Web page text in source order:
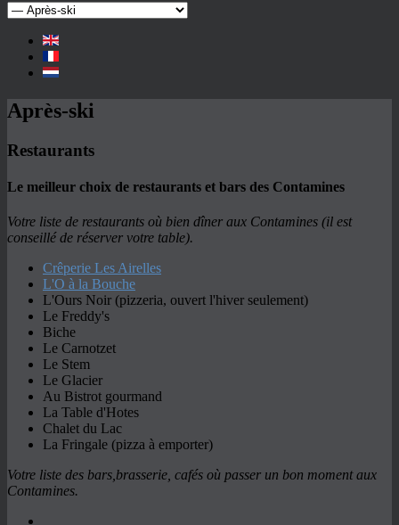
Après-ski
Restaurants
Le meilleur choix de restaurants et bars des Contamines
Votre liste de restaurants où bien dîner aux Contamines (il est
conseillé de réserver votre table).
Crêperie Les Airelles
L'O à la Bouche
L'Ours Noir (pizzeria, ouvert l'hiver seulement)
Le Freddy's
Biche
Le Carnotzet
Le Stem
Le Glacier
Au Bistrot gourmand
La Table d'Hotes
Chalet du Lac
La Fringale (pizza à emporter)
Votre liste des bars,brasserie, cafés où passer un bon moment aux
Contamines.